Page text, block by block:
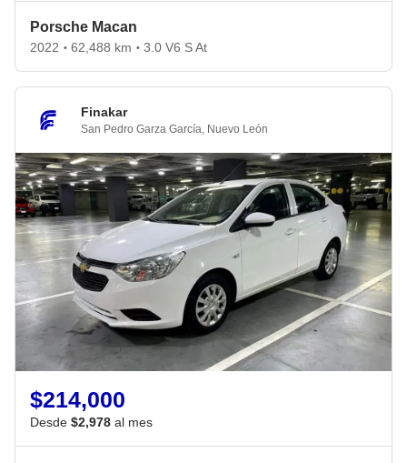
Porsche Macan
2022 • 62,488 km • 3.0 V6 S At
Finakar
San Pedro Garza García Nuevo León
$214,000
Desde $2,978 al mes